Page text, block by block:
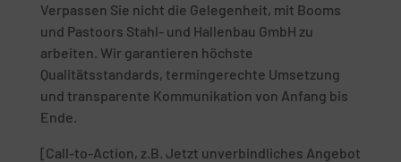
Verpassen Sie nicht die Gelegenheit, mit Booms
und Pastoors Stahl- und Hallenbau GmbH zu
arbeiten. Wir garantieren höchste
Qualitätsstandards, termingerechte Umsetzung
und transparente Kommunikation von Anfang bis
Ende.
[Call-to-Action, z.B. Jetzt unverbindliches Angebot